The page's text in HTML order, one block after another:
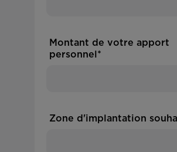
Montant de votre apport
personnel*
Zone d'implantation